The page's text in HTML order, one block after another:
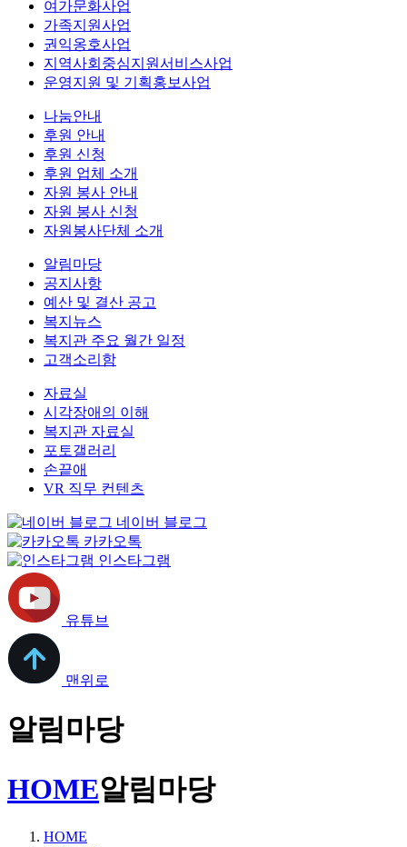
여가문화사업
가족지원사업
권익옹호사업
지역사회중심지원서비스사업
운영지원 및 기획홍보사업
나눔안내
후원 안내
후원 신청
후원 업체 소개
자원 봉사 안내
자원 봉사 신청
자원봉사단체 소개
알림마당
공지사항
예산 및 결산 공고
복지뉴스
복지관 주요 월간 일정
고객소리함
자료실
시각장애의 이해
복지관 자료실
포토갤러리
손끝애
VR 직무 컨텐츠
네이버 블로그
카카오톡
인스타그램
유튜브
맨위로
알림마당
HOME알림마당
HOME